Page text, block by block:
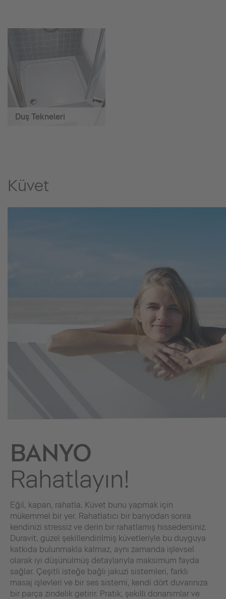
Duş Tekneleri
Küvet
BANYO
Rahatlayın!
Eğil, kapan, rahatla. Küvet bunu yapmak için
mükemmel bir yer. Rahatlatıcı bir banyodan sonra
kendinizi stressiz ve derin bir rahatlamış hissedersiniz.
Duravit, güzel şekillendirilmiş küvetleriyle bu duyguya
katkıda bulunmakla kalmaz, aynı zamanda işlevsel
olarak iyi düşünülmüş detaylarıyla maksimum fayda
sağlar. Çeşitli isteğe bağlı jakuzi sistemleri, farklı
masaj işlevleri ve bir ses sistemi, kendi dört duvarınıza
bir parça zindelik getirir. Pratik, şekilli donanımlar ve